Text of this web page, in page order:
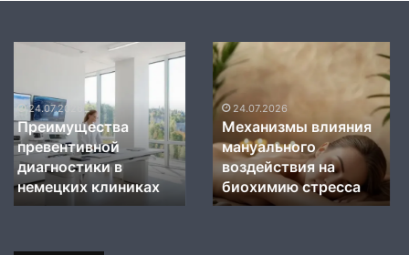
Механизмы
воздействия
на
биохимию
стресса
24.07.2026
Механизмы влияния
мануального
воздействия на
биохимию стресса
Современные
стандарты
диагностики
и
терапии
органов
пищеварения
в
немецких
24.07.2026
Современные
стандарты
диагностики и
терапии органов
пищеварения в
немецких центрах